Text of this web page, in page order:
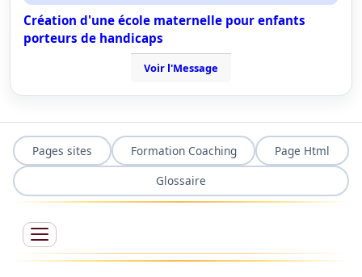
Création d'une école maternelle pour enfants
porteurs de handicaps
Voir l'Message
Pages sites Formation Coaching
Page Html
Glossaire